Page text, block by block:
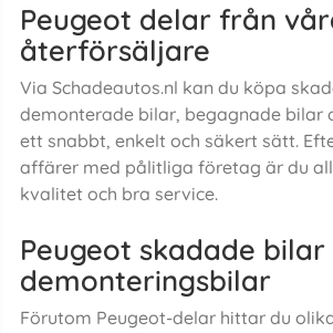
Peugeot delar från
återförsäljare
Via Schadeautos.nl kan du köpa
demonterade bilar, begagnade bilar
ett snabbt, enkelt och säkert sätt.
affärer med pålitliga företag är du
kvalitet och bra service.
Peugeot skadade bilar
demonteringsbilar
Förutom Peugeot-delar hittar du